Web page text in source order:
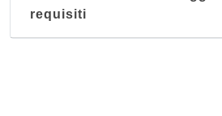
requisiti